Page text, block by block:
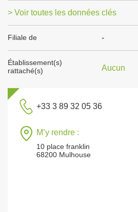
> Voir toutes les données clés
Filiale de -
Établissement(s)
rattaché(s)
Aucun
+33 3 89 32 05 36
M’y rendre :
10 place franklin
68200 Mulhouse